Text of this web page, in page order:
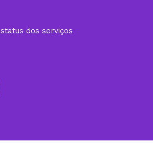
status dos serviços